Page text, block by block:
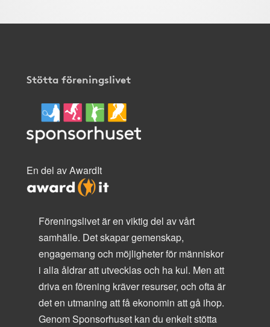
Stötta föreningslivet
En del av AwardIt
Föreningslivet är en viktig del av vårt
samhälle. Det skapar gemenskap,
engagemang och möjligheter för människor
i alla åldrar att utvecklas och ha kul. Men att
driva en förening kräver resurser, och ofta är
det en utmaning att få ekonomin att gå ihop.
Genom Sponsorhuset kan du enkelt stötta